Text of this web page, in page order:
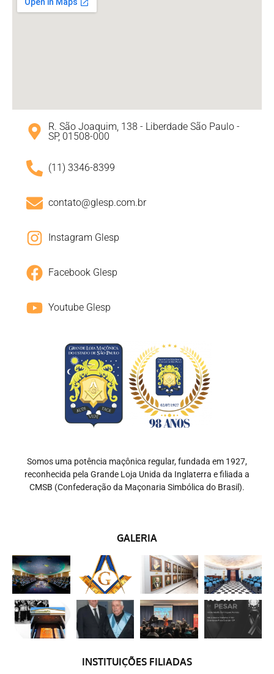
R. São Joaquim, 138 - Liberdade São Paulo -
SP, 01508-000
(11) 3346-8399
contato@glesp.com.br
Instagram Glesp
Facebook Glesp
Youtube Glesp
Somos uma potência maçônica regular, fundada em 1927,
reconhecida pela Grande Loja Unida da Inglaterra e filiada a
CMSB (Confederação da Maçonaria Simbólica do Brasil).
GALERIA
INSTITUIÇÕES FILIADAS